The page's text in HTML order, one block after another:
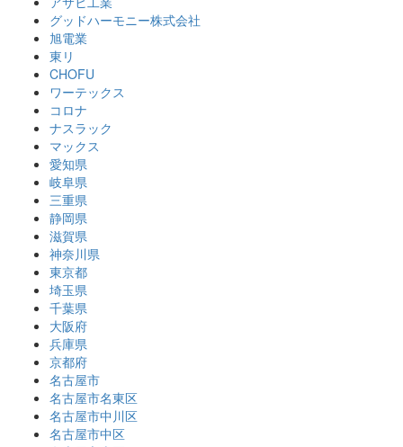
グッドハーモニー株式会社
旭電業
東リ
CHOFU
ワーテックス
コロナ
ナスラック
マックス
愛知県
岐阜県
三重県
静岡県
滋賀県
神奈川県
東京都
埼玉県
千葉県
大阪府
兵庫県
京都府
名古屋市
名古屋市名東区
名古屋市中川区
名古屋市中区